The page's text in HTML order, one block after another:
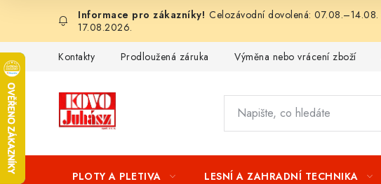
obsah
Celozávodní dovolená:
17.08.2026.
Kontakty Prodloužená záruka Výměna nebo vrácení zboží
PLOTY A PLETIVA LESNÍ A ZAHRADNÍ TECHNIKA